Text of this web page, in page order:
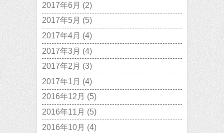
2017年6月 (2)
2017年5月 (5)
2017年4月 (4)
2017年3月 (4)
2017年2月 (3)
2017年1月 (4)
2016年12月 (5)
2016年11月 (5)
2016年10月 (4)